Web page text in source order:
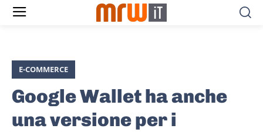
E-COMMERCE
Google Wallet ha anche
una versione per i